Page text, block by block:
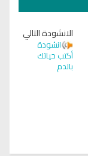
الانشودة التالي
انشودة
أكتب حياتك
بالدم